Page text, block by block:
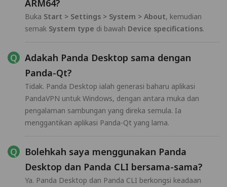
ARM64?
Buka Start > Settings > System > About, kemudian
semak System type di bawah Device specifications.
Adakah Panda Desktop sama dengan
Panda-Qt?
Tidak. Panda Desktop ialah generasi baharu aplikasi
PandaVPN untuk Windows, dengan antara muka dan
pengalaman sambungan yang direka semula. Ia
menggantikan aplikasi Panda-Qt yang lama.
Bolehkah saya menggunakan Panda
Desktop dan Panda CLI bersama-sama?
Ya. Panda Desktop dan Panda CLI berkongsi keadaan